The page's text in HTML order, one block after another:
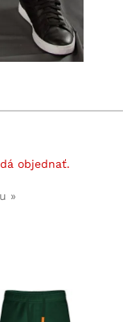
objednať.
»